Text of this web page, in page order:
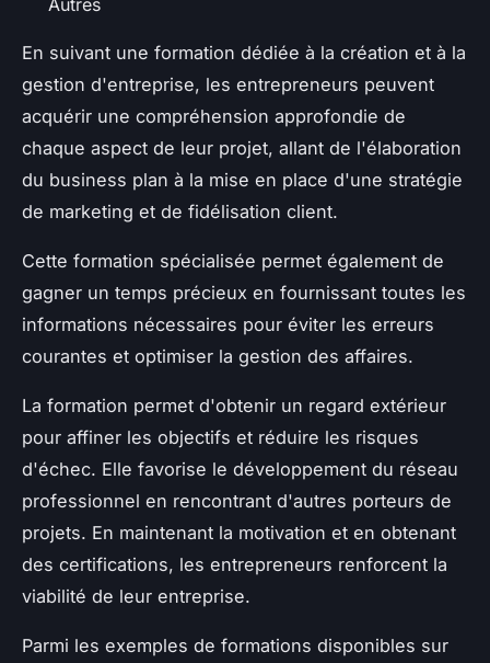
En suivant une formation dédiée à la création et à la
gestion d'entreprise, les entrepreneurs peuvent
acquérir une compréhension approfondie de
chaque aspect de leur projet, allant de l'élaboration
du business plan à la mise en place d'une stratégie
de marketing et de fidélisation client.
Cette formation spécialisée permet également de
gagner un temps précieux en fournissant toutes les
informations nécessaires pour éviter les erreurs
courantes et optimiser la gestion des affaires.
La formation permet d'obtenir un regard extérieur
pour affiner les objectifs et réduire les risques
d'échec. Elle favorise le développement du réseau
professionnel en rencontrant d'autres porteurs de
projets. En maintenant la motivation et en obtenant
des certifications, les entrepreneurs renforcent la
viabilité de leur entreprise.
Parmi les exemples de formations disponibles sur